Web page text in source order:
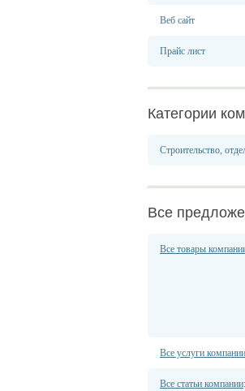
Веб сайт
Прайс лист
Категории
Строительство,
Все
Все товары
Все услуги компании
Все статьи компании: